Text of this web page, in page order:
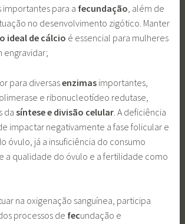
importantes para a fecundação, além de
no desenvolvimento zigótico. Manter
ideal de cálcio é essencial para mulheres
engravidar;
para diversasenzimasimportantes,
e ribonucleotídeo redutase,
dasíntese e divisão celular. A deficiência
impactar negativamente a fase folicular e
óvulo, já a insuficiência do consumo
a qualidade do óvulo e a fertilidade como
na oxigenação sanguínea, participa
processos de fecundação e